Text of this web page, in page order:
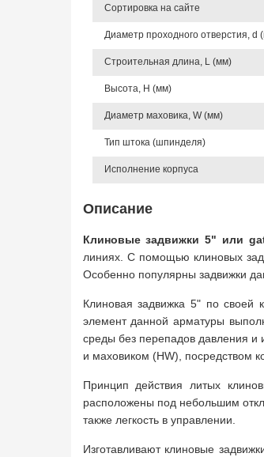
Сортировка на сайте
Диаметр проходного отверстия, d
Строительная длина, L (мм)
Высота, Н (мм)
Диаметр маховика, W (мм)
Тип штока (шпинделя)
Исполнение корпуса
Описание
Клиновые задвижки 5" или
линиях. С помощью клиновых
Особенно популярны задвижки
Клиновая задвижка 5" по своей
элемент данной арматуры
среды без перепадов давления и
и маховиком (HW), посредством
Принцип действия литых
расположены под небольшим
также легкость в управлении.
Изготавливают клиновые